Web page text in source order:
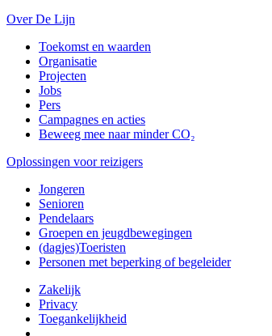
Over De Lijn
Toekomst en waarden
Organisatie
Projecten
Jobs
Pers
Campagnes en acties
Beweeg mee naar minder CO₂
Oplossingen voor reizigers
Jongeren
Senioren
Pendelaars
Groepen en jeugdbewegingen
(dagjes)Toeristen
Personen met beperking of begeleider
Zakelijk
Privacy
Toegankelijkheid